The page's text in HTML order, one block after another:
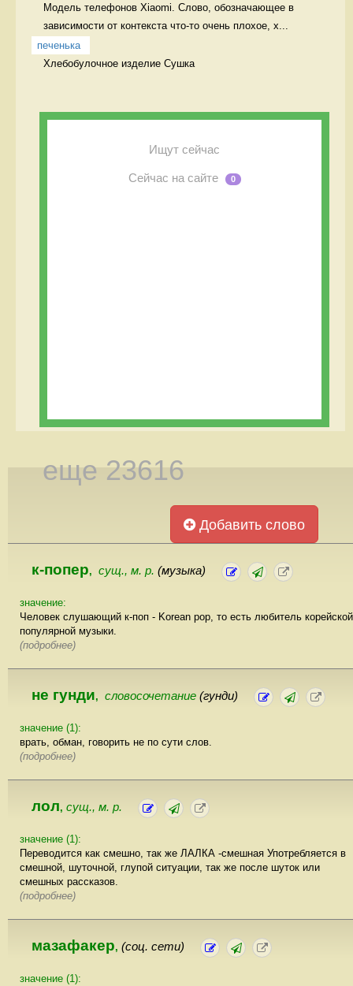
Модель телефонов Xiaomi. Слово, обозначающее в
зависимости от контекста что-то очень плохое, х...
печенька
Хлебобулочное изделие Сушка
Ищут сейчас
Сейчас на сайте 0
еще 23616
Добавить слово
к-попер, сущ., м. р. (музыка)
значение:
Человек слушающий к-поп - Korean pop, то есть любитель корейской
популярной музыки.
(подробнее)
не гунди, словосочетание (гунди)
значение (1):
врать, обман, говорить не по сути слов.
(подробнее)
лол, сущ., м. р.
значение (1):
Переводится как смешно, так же ЛАЛКА -смешная Употребляется в
смешной, шуточной, глупой ситуации, так же после шуток или
смешных рассказов.
(подробнее)
мазафакер, (соц. сети)
значение (1):